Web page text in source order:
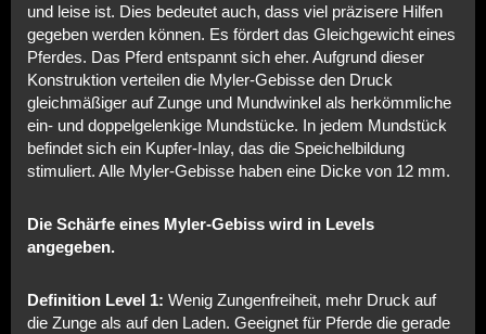
und leise ist. Dies bedeutet auch, dass viel präzisere Hilfen
gegeben werden können. Es fördert das Gleichgewicht eines
Pferdes. Das Pferd entspannt sich eher. Aufgrund dieser
Konstruktion verteilen die Myler-Gebisse den Druck
gleichmäßiger auf Zunge und Mundwinkel als herkömmliche
ein- und doppelgelenkige Mundstücke. In jedem Mundstück
befindet sich ein Kupfer-Inlay, das die Speichelbildung
stimuliert. Alle Myler-Gebisse haben eine Dicke von 12 mm.
Die Schärfe eines Myler-Gebiss wird in Levels
angegeben.
Definition Level 1: Wenig Zungenfreiheit, mehr Druck auf
die Zunge als auf den Laden. Geeignet für Pferde die gerade